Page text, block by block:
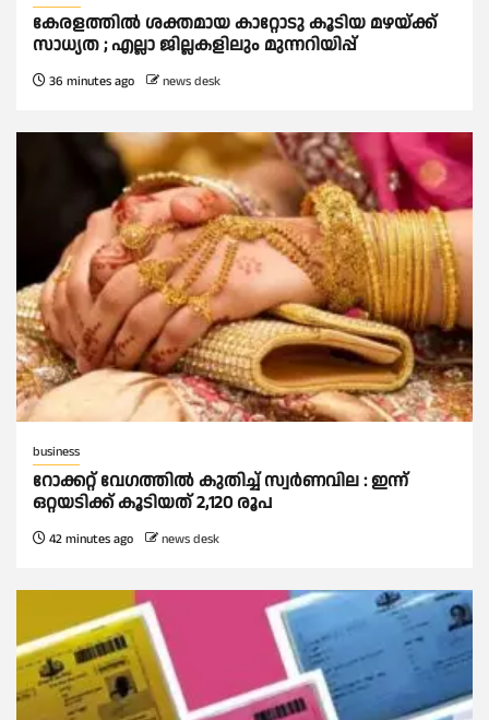
കേരളത്തിൽ ശക്തമായ കാറ്റോടു കൂടിയ മഴയ്ക്ക്
സാധ്യത ; എല്ലാ ജില്ലകളിലും മുന്നറിയിപ്പ്
36 minutes ago news desk
business
റോക്കറ്റ് വേഗത്തില്‍ കുതിച്ച് സ്വര്‍ണവില : ഇന്ന്
ഒറ്റയടിക്ക് കൂടിയത് 2,120 രൂപ
42 minutes ago news desk